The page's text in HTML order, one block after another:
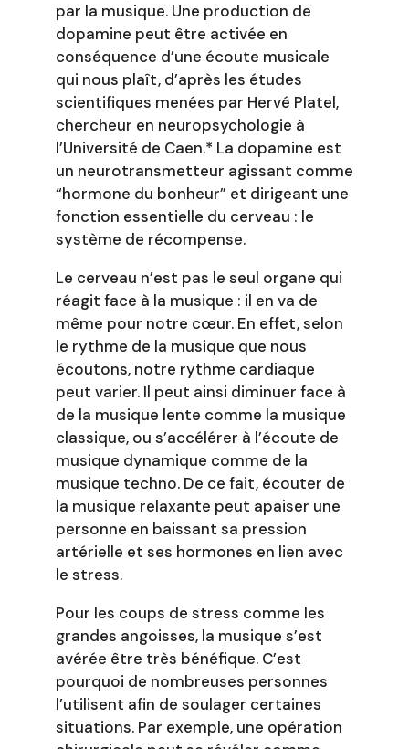
par la musique. Une production de
dopamine peut être activée en
conséquence d’une écoute musicale
qui nous plaît, d’après les études
scientifiques menées par Hervé Platel,
chercheur en neuropsychologie à
l’Université de Caen.* La dopamine est
un neurotransmetteur agissant comme
“hormone du bonheur” et dirigeant une
fonction essentielle du cerveau : le
système de récompense.
Le cerveau n’est pas le seul organe qui
réagit face à la musique : il en va de
même pour notre cœur. En effet, selon
le rythme de la musique que nous
écoutons, notre rythme cardiaque
peut varier. Il peut ainsi diminuer face à
de la musique lente comme la musique
classique, ou s’accélérer à l’écoute de
musique dynamique comme de la
musique techno. De ce fait, écouter de
la musique relaxante peut apaiser une
personne en baissant sa pression
artérielle et ses hormones en lien avec
le stress.
Pour les coups de stress comme les
grandes angoisses, la musique s’est
avérée être très bénéfique. C’est
pourquoi de nombreuses personnes
l’utilisent afin de soulager certaines
situations. Par exemple, une opération